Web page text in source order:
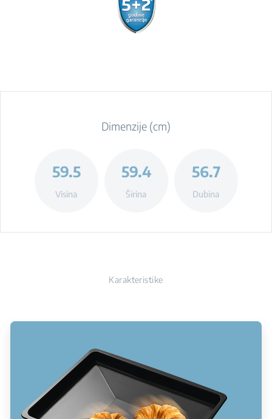
Dimenzije (cm)
59.5
Visina
59.4
Širina
56.7
Dubina
Karakteristike